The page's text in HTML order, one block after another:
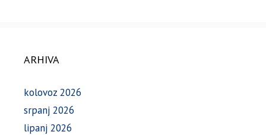
ARHIVA
kolovoz 2026
srpanj 2026
lipanj 2026